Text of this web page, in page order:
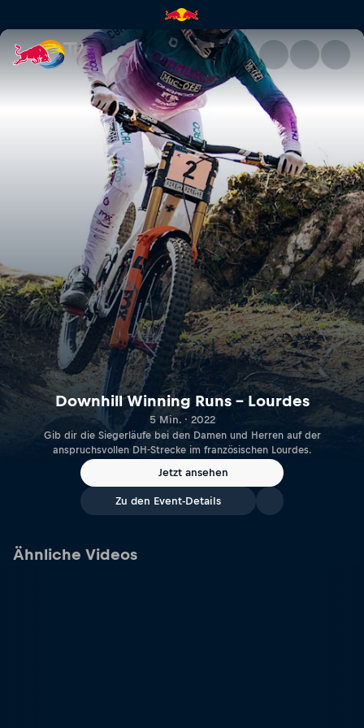
Downhill Winning Runs –
Downhill Winning Runs – Lourdes
5 Min. · 2022
Gib dir die Siegerläufe bei den Damen und Herren auf der
anspruchsvollen DH-Strecke im französischen Lourdes.
Jetzt ansehen
Zu den Event-Details
Ähnliche Videos